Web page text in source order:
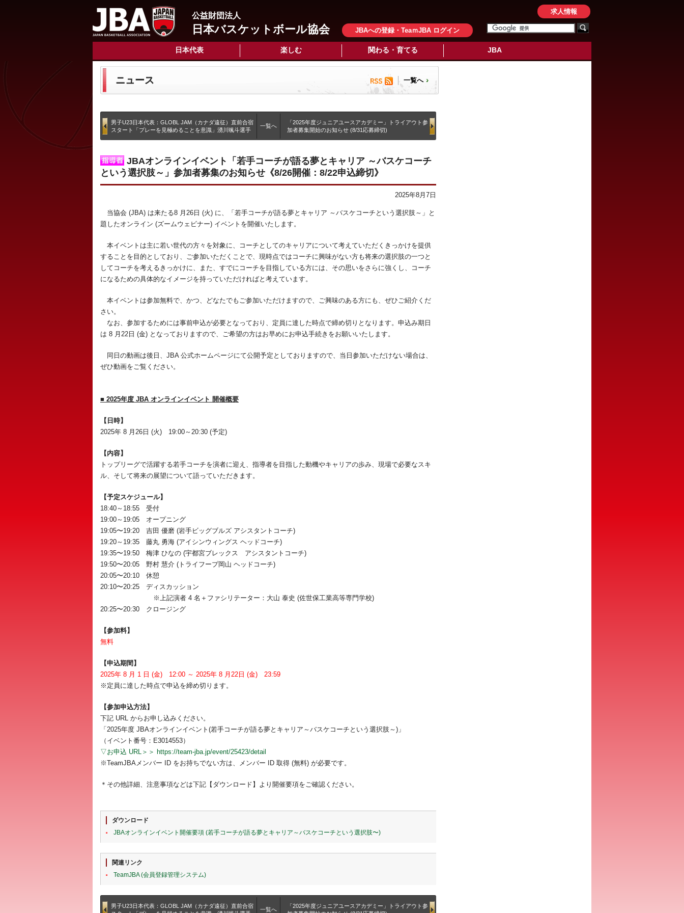
公益財団法人
日本バスケットボール協会 JBAへの登録・TeaｍJBA ログイン
求人情報
日本代表 楽しむ 関わる・育てる JBA
ニュース 一覧へ
男子U23日本代表：GLOBL JAM（カナダ遠征）直前合宿
スタート「プレーを見極めることを意識」湧川颯斗選手
一覧へ
「2025年度ジュニアユースアカデミー」トライアウト参
加者募集開始のお知らせ (8/31応募締切)
JBAオンラインイベント「若手コーチが語る夢とキャリア ～バスケコーチ
という選択肢～」参加者募集のお知らせ《8/26開催：8/22申込締切》
2025年8月7日
当協会 (JBA) は来たる8 月26日 (火) に、「若手コーチが語る夢とキャリア ～バスケコーチという選択肢～」と
題したオンライン (ズームウェビナー) イベントを開催いたします。
本イベントは主に若い世代の方々を対象に、コーチとしてのキャリアについて考えていただくきっかけを提供
することを目的としており、ご参加いただくことで、現時点ではコーチに興味がない方も将来の選択肢の一つと
してコーチを考えるきっかけに、また、すでにコーチを目指している方には、その思いをさらに強くし、コーチ
になるための具体的なイメージを持っていただければと考えています。
本イベントは参加無料で、かつ、どなたでもご参加いただけますので、ご興味のある方にも、ぜひご紹介くだ
さい。
なお、参加するためには事前申込が必要となっており、定員に達した時点で締め切りとなります。申込み期日
は 8 月22日 (金) となっておりますので、ご希望の方はお早めにお申込手続きをお願いいたします。
同日の動画は後日、JBA 公式ホームページにて公開予定としておりますので、当日参加いただけない場合は、
ぜひ動画をご覧ください。
■ 2025年度 JBA オンラインイベント 開催概要
【日時】
2025年 8 月26日 (火) 19:00～20:30 (予定)
【内容】
トップリーグで活躍する若手コーチを演者に迎え、指導者を目指した動機やキャリアの歩み、現場で必要なスキ
ル、そして将来の展望について語っていただきます。
【予定スケジュール】
18:40～18:55 受付
19:00～19:05 オープニング
19:05〜19:20 吉田 優磨 (岩手ビッグブルズ アシスタントコーチ)
19:20～19:35 藤丸 勇海 (アイシンウィングス ヘッドコーチ)
19:35〜19:50 梅津 ひなの (宇都宮ブレックス アシスタントコーチ)
19:50〜20:05 野村 慧介 (トライフープ岡山 ヘッドコーチ)
20:05〜20:10 休憩
20:10〜20:25 ディスカッション
※上記演者 4 名＋ファシリテーター：大山 泰史 (佐世保工業高等専門学校)
20:25〜20:30 クロージング
【参加料】
無料
【申込期間】
2025年 8 月 1 日 (金) 12:00 ～ 2025年 8 月22日 (金) 23:59
※定員に達した時点で申込を締め切ります。
【参加申込方法】
下記 URL からお申し込みください。
「2025年度 JBAオンラインイベント(若手コーチが語る夢とキャリア～バスケコーチという選択肢～)」
（イベント番号：E3014553）
▽お申込 URL＞＞ https://team-jba.jp/event/25423/detail
※TeamJBAメンバー ID をお持ちでない方は、メンバー ID 取得 (無料) が必要です。
＊その他詳細、注意事項などは下記【ダウンロード】より開催要項をご確認ください。
ダウンロード
JBAオンラインイベント開催要項 (若手コーチが語る夢とキャリア～バスケコーチという選択肢〜)
関連リンク
TeamJBA (会員登録管理システム)
男子U23日本代表：GLOBL JAM（カナダ遠征）直前合宿
一覧へ
「2025年度ジュニアユースアカデミー」トライアウト参